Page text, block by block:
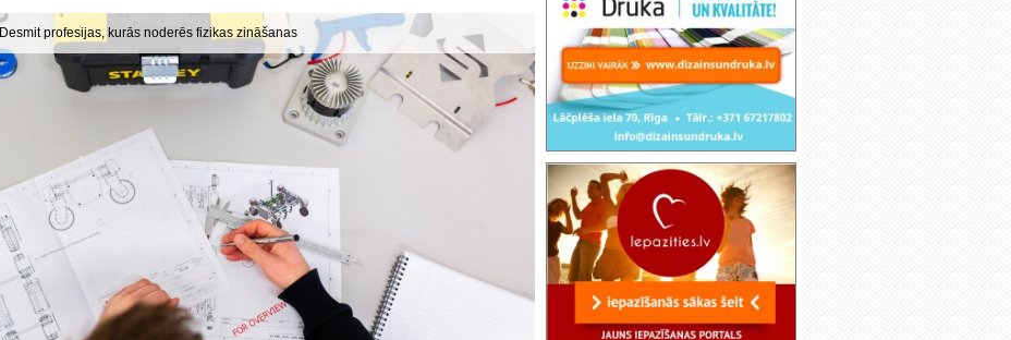
Desmit profesijas, kurās noderēs fizikas zināšanas Desmit profesijas, kurās noderēs fizikas